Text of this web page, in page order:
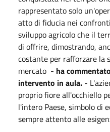
rappresentato solo
atto di fiducia nei
sviluppo agricolo che il
di offrire, dimostrando,
costante per rafforzare la
mercato - ha
intervento in aula. -
proprio fiore all'occhiello
l'intero Paese, simbolo di
sempre attento alle